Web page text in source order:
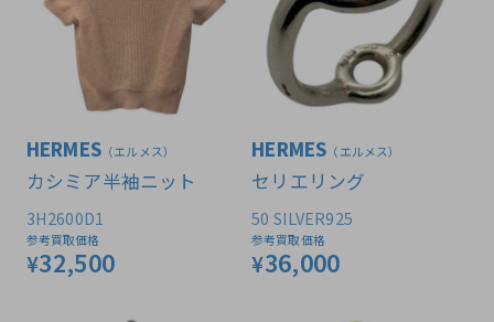
HERMES （エルメス）
カシミア半袖ニット
3H2600D1
参考買取価格
¥32,500
HERMES （エルメス）
セリエリング
50 SILVER925
参考買取価格
¥36,000